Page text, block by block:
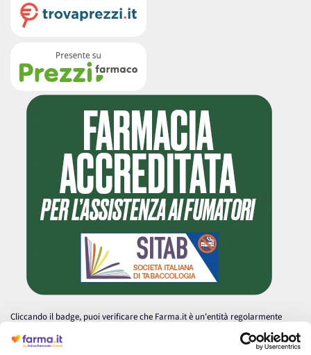
Cliccando il badge, puoi verificare che Farma.it è un'entità regolarmente
autorizzata dal Ministero della Salute a effettuare la vendita online di
medicinali.